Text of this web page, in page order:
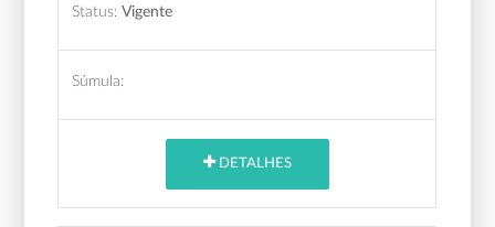
Status: Vigente
Súmula:
DETALHES